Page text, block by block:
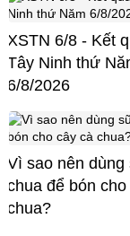
XSTN 6/8 - Kết
Tây Ninh thứ
6/8/2026
Vì sao nên dùng
chua để bón
chua?